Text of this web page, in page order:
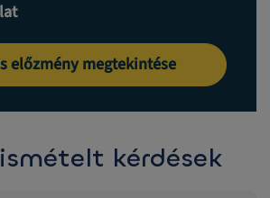
előzmény megtekintése
kérdések